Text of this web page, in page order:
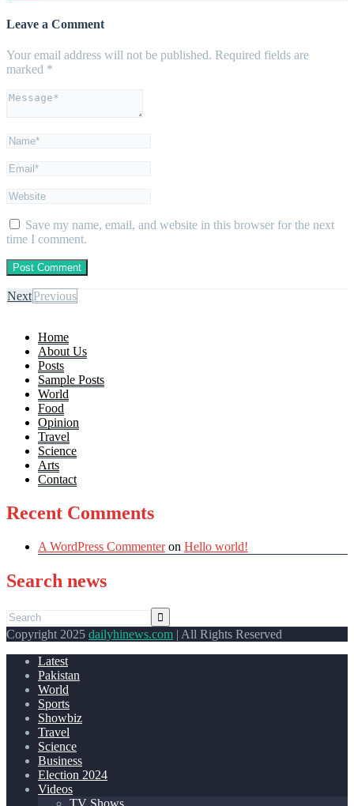
Leave a Comment
Your email address will not be published. Required fields are
marked *
Save my name, email, and website in this browser for the next
time I comment.
NextPrevious
Home
About Us
Posts
Sample Posts
World
Food
Opinion
Travel
Science
Arts
Contact
Recent Comments
A WordPress Commenteron Hello world!
Search news
Copyright 2025 dailyhinews.com | All Rights Reserved
Latest
Pakistan
World
Sports
Showbiz
Travel
Science
Business
Election 2024
Videos
TV Shows